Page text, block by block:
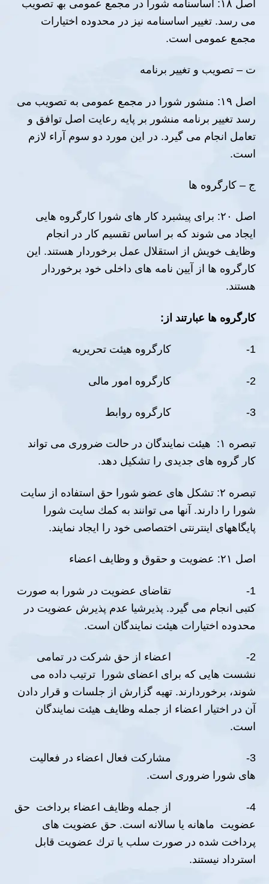
اصل ١٨: اساسنامه شورا در مجمع عمومى بھ تصویب
مى رسد. تغییر اساسنامه نیز در محدوده اختیارات
مجمع عمومى است.
ت – تصویب و تغییر برنامه
اصل ١٩: منشور شورا در مجمع عمومى به تصویب مى
رسد تغییر برنامه منشور بر پایه رعایت اصل توافق و
تعامل انجام می گیرد. در این مورد دو سوم آراء لازم
است.
ج – كارگروه ھا
اصل ٢٠: براى پیشبرد كار ھاى شورا كارگروه ھایى
ایجاد مى شوند كه بر اساس تقسیم كار در انجام
وظایف خویش از استقلال عمل برخوردار ھستند. این
كارگروه ھا از آیین نامه ھاى داخلى خود برخوردار
ھستند.
كارگروه ھا عبارتند از :
1- كارگروه ھیئت تحریریه
2- كارگروه امور مالى
3- كارگروه روابط
تبصره ١: ھیئت نمایندگان در حالت ضرورى مى تواند
كار گروه ھاى جدیدى را تشكیل دھد.
تبصره ٢: تشكل ھاى عضو شورا حق استفاده از سایت
شورا را دارند. آنھا مى توانند به كمك سایت شورا
پایگاههای اینترنتی اختصاصی خود را ایجاد نمایند.
اصل ٢١: عضویت و حقوق و وظایف اعضاء
1- تقاضاى عضویت در شورا به صورت
كتبى انجام مى گیرد. پذیرشیا عدم پذیرش عضویت در
محدوده اختیارات ھیئت نمایندگان است.
2- اعضاء از حق شركت در تمامی
نشست ھایی که برای اعضای شورا ترتیب داده می
شوند، برخوردارند. تھیه گزارش از جلسات و قرار دادن
آن در اختیار اعضاء از جمله وظایف ھیئت نمایندگان
است.
3- مشاركت فعال اعضاء در فعالیت
ھاى شورا ضرورى است.
4- از جمله وظایف اعضاء برداخت حق
عضویت ماھانه یا سالانه است. حق عضویت ھاى
پرداخت شده در صورت سلب یا ترك عضویت قابل
استرداد نیستند.